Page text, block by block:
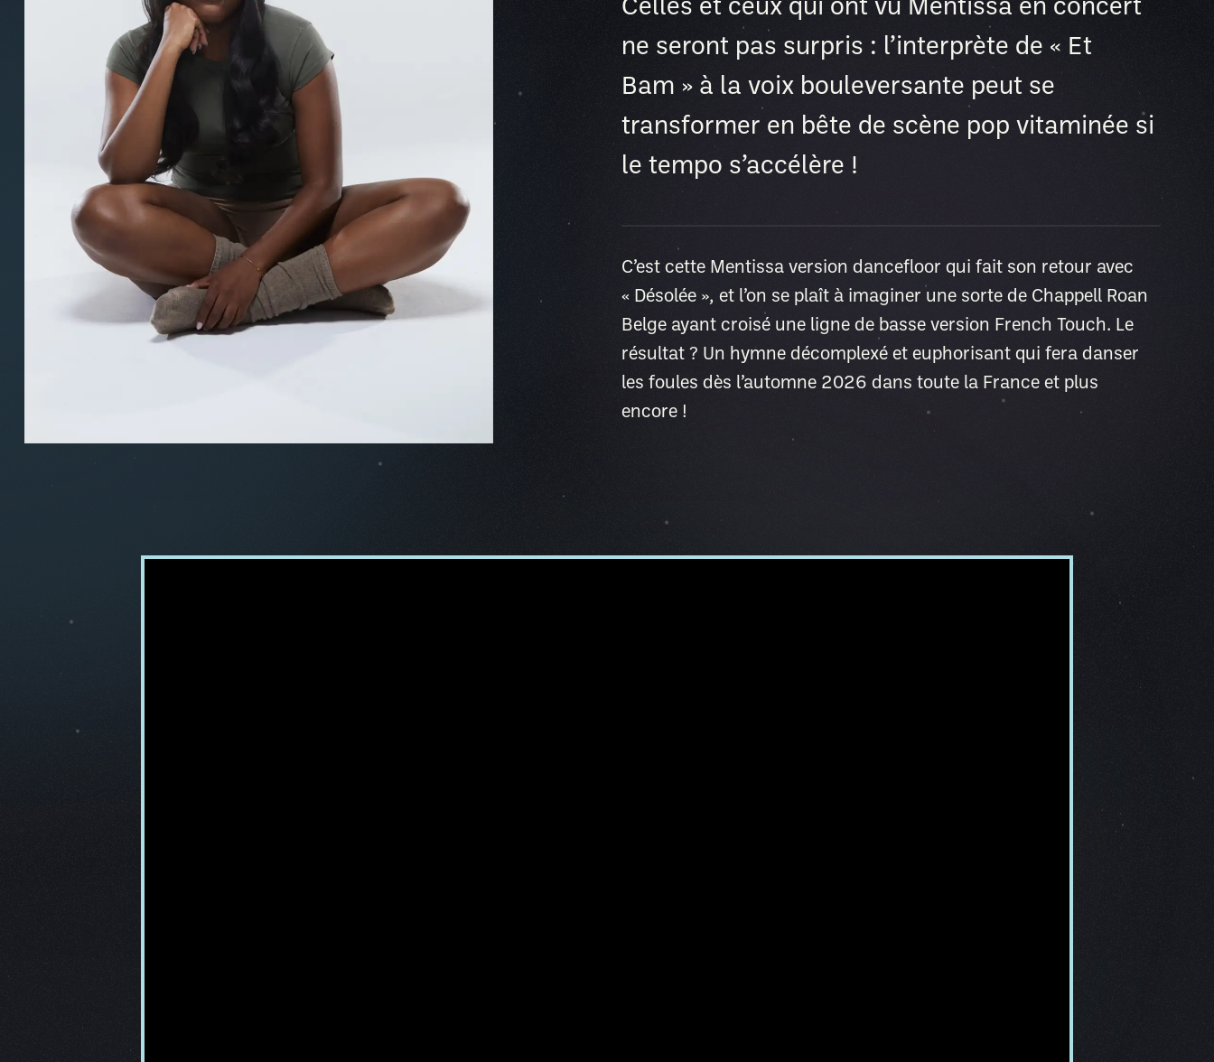
Celles et ceux qui ont vu Mentissa en concert
ne seront pas surpris : l’interprète de « Et
Bam » à la voix bouleversante peut se
transformer en bête de scène pop vitaminée si
le tempo s’accélère !
C’est cette Mentissa version dancefloor qui fait son retour avec
« Désolée », et l’on se plaît à imaginer une sorte de Chappell Roan
Belge ayant croisé une ligne de basse version French Touch. Le
résultat ? Un hymne décomplexé et euphorisant qui fera danser
les foules dès l’automne 2026 dans toute la France et plus
encore !